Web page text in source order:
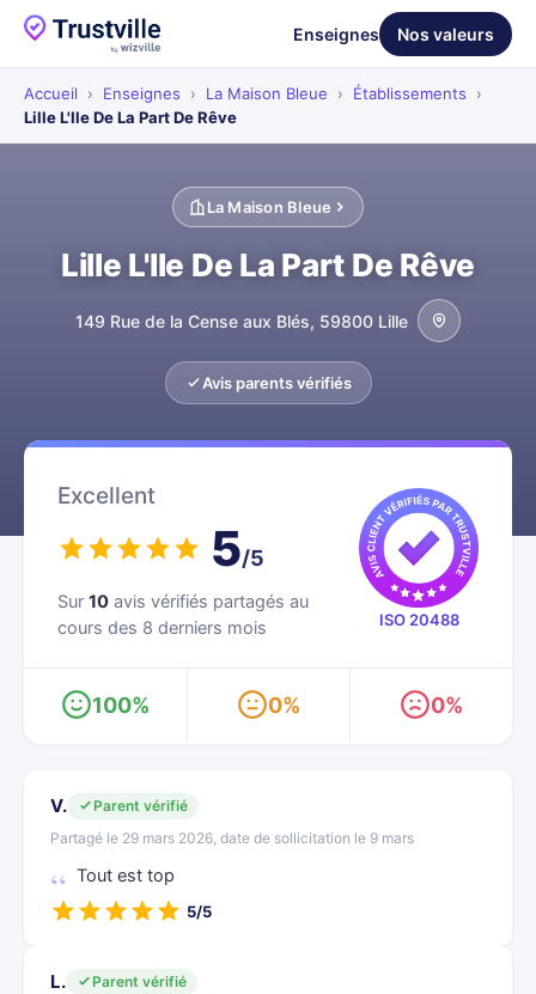
Enseignes Nos valeurs
Accueil › Enseignes › La Maison Bleue › Établissements
›
Lille L'Ile De La Part De Rêve
La Maison Bleue
Lille L'Ile De La Part De Rêve
149 Rue de la Cense aux Blés, 59800 Lille
Avis parents vérifiés
Excellent
5/5
Sur 10 avis vérifiés partagés au
cours des 8 derniers mois
ISO 20488
100% 0% 0%
V.
Parent vérifié
Partagé le 29 mars 2026, date de sollicitation le 9 mars
Tout est top
5/5
L.
Parent vérifié